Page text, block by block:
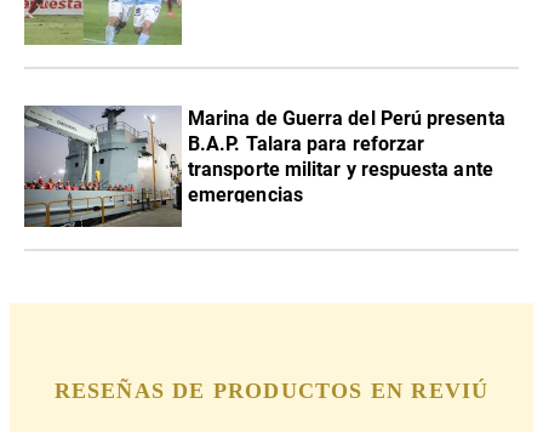
Marina de Guerra del Perú presenta
B.A.P. Talara para reforzar
transporte militar y respuesta ante
emergencias